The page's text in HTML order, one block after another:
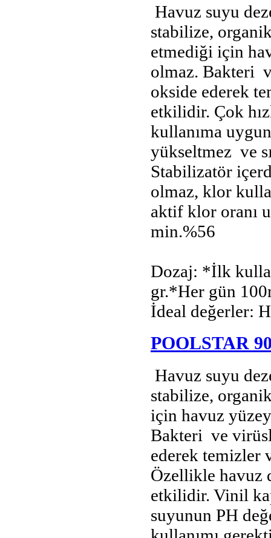
Havuz suyu
stabilize,
etmediği için
olmaz. Bakteri
okside ederek
etkilidir. Çok
kullanıma
yükseltmez ve
Stabilizatör
olmaz, klor
aktif klor oranı
min.%56
Dozaj: *İlk
gr.*Her gün
İdeal değerler:
POOLSTAR
Havuz suyu
stabilize,
için havuz
Bakteri ve
ederek temizler
Özellikle havuz
etkilidir. Vinil
suyunun PH